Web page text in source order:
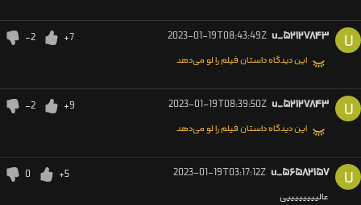
U u_۵۲۱۲۷۸۴۳ 2023-01-19T08:43:49Z
+7
-2
این دیدگاه داستان فیلم را لو می‌دهد
U u_۵۲۱۲۷۸۴۳ 2023-01-19T08:39:50Z
+9
-2
این دیدگاه داستان فیلم را لو می‌دهد
U u_۵۶۵۸۲۱۵۷ 2023-01-19T03:17:12Z
+5
0
عالییییییییی